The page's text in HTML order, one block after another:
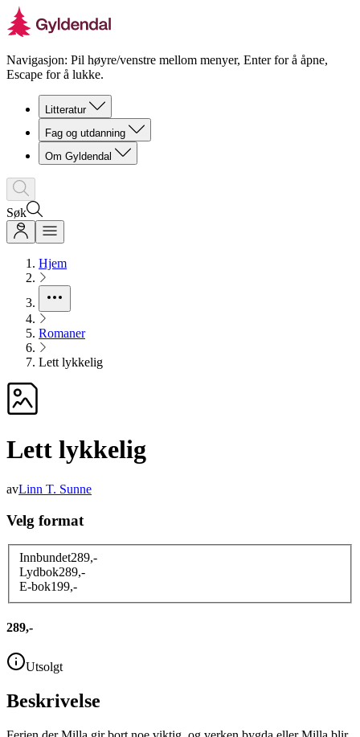
Navigasjon: Pil høyre/venstre mellom menyer, Enter for å åpne,
Escape for å lukke.
Litteratur
Fag og utdanning
Om Gyldendal
Søk
Hjem
Romaner
Lett lykkelig
Lett lykkelig
avLinn T. Sunne
Velg format
Innbundet289,-
Lydbok289,-
E-bok199,-
289,-
Utsolgt
Beskrivelse